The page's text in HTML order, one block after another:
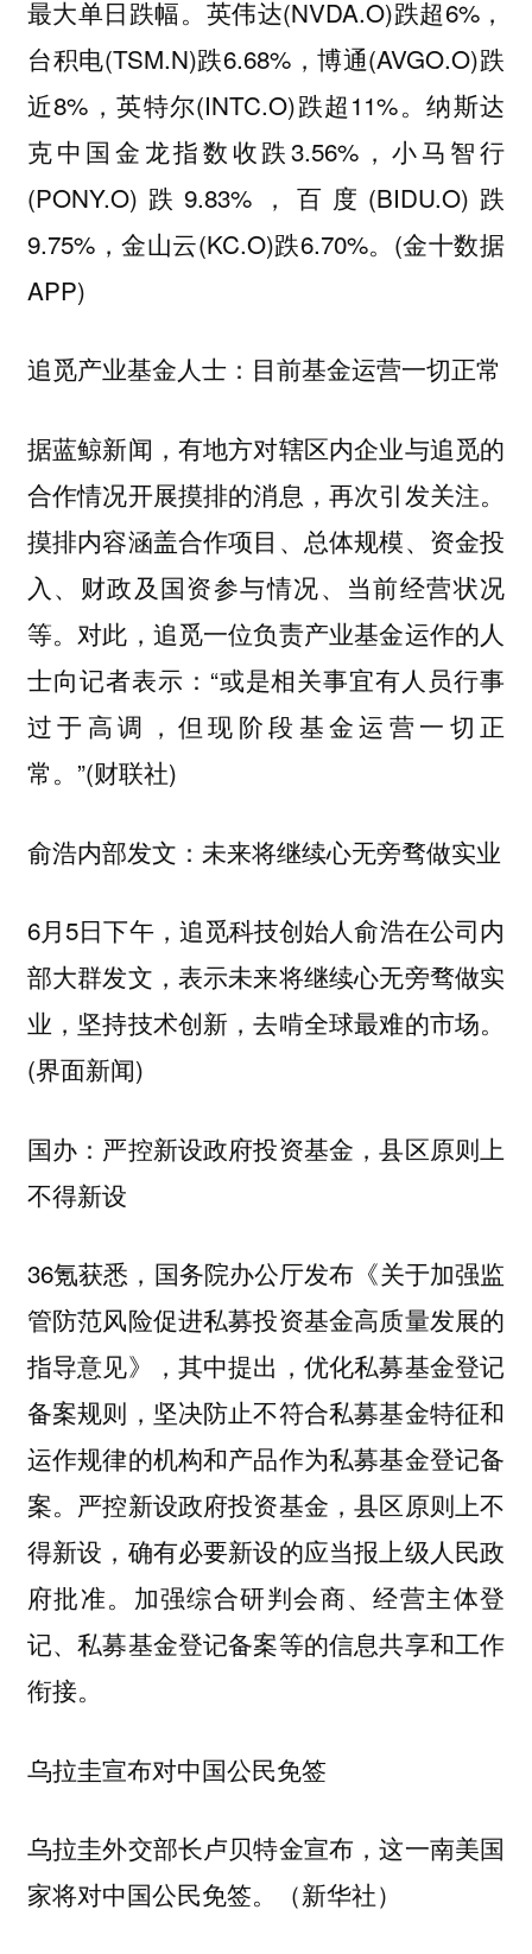
最大单日跌幅。英伟达(NVDA.O)跌超6%，
台积电(TSM.N)跌6.68%，博通(AVGO.O)跌
近8%，英特尔(INTC.O)跌超11%。纳斯达
克中国金龙指数收跌3.56%，小马智行
(PONY.O)跌9.83%，百度(BIDU.O)跌
9.75%，金山云(KC.O)跌6.70%。(金十数据
APP)
追觅产业基金人士：目前基金运营一切正常
据蓝鲸新闻，有地方对辖区内企业与追觅的
合作情况开展摸排的消息，再次引发关注。
摸排内容涵盖合作项目、总体规模、资金投
入、财政及国资参与情况、当前经营状况
等。对此，追觅一位负责产业基金运作的人
士向记者表示：“或是相关事宜有人员行事
过于高调，但现阶段基金运营一切正
常。”(财联社)
俞浩内部发文：未来将继续心无旁骛做实业
6月5日下午，追觅科技创始人俞浩在公司内
部大群发文，表示未来将继续心无旁骛做实
业，坚持技术创新，去啃全球最难的市场。
(界面新闻)
国办：严控新设政府投资基金，县区原则上
不得新设
36氪获悉，国务院办公厅发布《关于加强监
管防范风险促进私募投资基金高质量发展的
指导意见》，其中提出，优化私募基金登记
备案规则，坚决防止不符合私募基金特征和
运作规律的机构和产品作为私募基金登记备
案。严控新设政府投资基金，县区原则上不
得新设，确有必要新设的应当报上级人民政
府批准。加强综合研判会商、经营主体登
记、私募基金登记备案等的信息共享和工作
衔接。
乌拉圭宣布对中国公民免签
乌拉圭外交部长卢贝特金宣布，这一南美国
家将对中国公民免签。（新华社）